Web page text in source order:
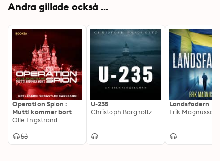
Andra gillade också ...
Operation Spion :
Mutti kommer bort
Olle Engstrand
U-235
Christoph Bargholtz
Landsfadern
Erik Magnusson